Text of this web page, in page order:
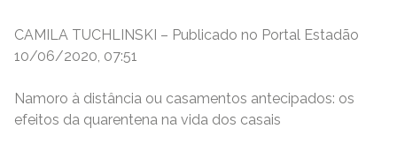
CAMILA TUCHLINSKI – Publicado no Portal Estadão
10/06/2020, 07:51
Namoro à distância ou casamentos antecipados: os
efeitos da quarentena na vida dos casais